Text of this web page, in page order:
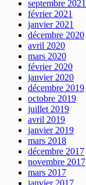
septembre 2021
février 2021
janvier 2021
décembre 2020
avril 2020
mars 2020
février 2020
janvier 2020
décembre 2019
octobre 2019
juillet 2019
avril 2019
janvier 2019
mars 2018
décembre 2017
novembre 2017
mars 2017
janvier 2017